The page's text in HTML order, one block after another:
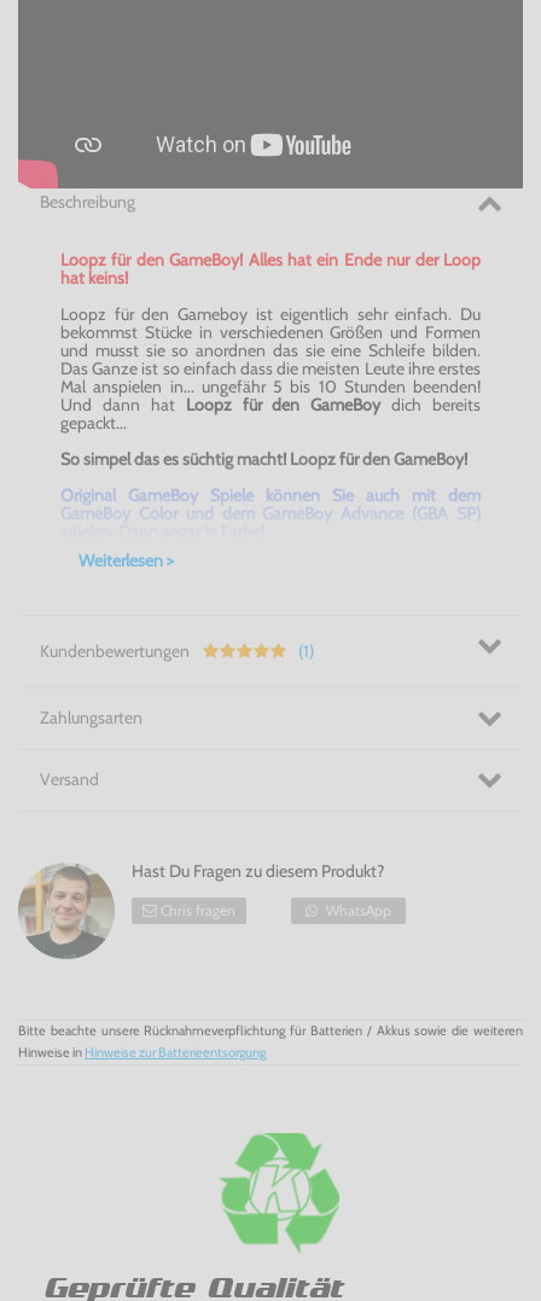
Beschreibung
Loopz für den GameBoy! Alles hat ein Ende nur der Loop
hat keins!
Loopz für den Gameboy ist eigentlich sehr einfach. Du
bekommst Stücke in verschiedenen Größen und Formen
und musst sie so anordnen das sie eine Schleife bilden.
Das Ganze ist so einfach dass die meisten Leute ihre erstes
Mal anspielen in... ungefähr 5 bis 10 Stunden beenden!
Und dann hat Loopz für den GameBoydich bereits
gepackt...
So simpel das es süchtig macht! Loopz für den GameBoy!
Original GameBoy Spiele können Sie auch mit dem
GameBoy Color und dem GameBoy Advance (GBA SP)
Weiterlesen >
Kundenbewertungen (1)
Zahlungsarten
Versand
Hast Du Fragen zu diesem Produkt?
Chris fragen WhatsApp
Bitte beachte unsere Rücknahmeverpflichtung für Batterien / Akkus sowie die weiteren
Hinweise in Hinweise zur Batterieentsorgung
Geprüfte Qualität